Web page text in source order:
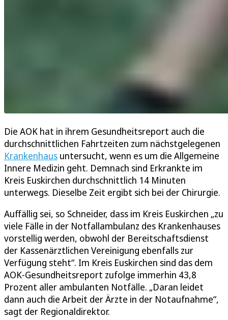
Die AOK hat in ihrem Gesundheitsreport auch die
durchschnittlichen Fahrtzeiten zum nächstgelegenen
Krankenhaus untersucht, wenn es um die Allgemeine
Innere Medizin geht. Demnach sind Erkrankte im
Kreis Euskirchen durchschnittlich 14 Minuten
unterwegs. Dieselbe Zeit ergibt sich bei der Chirurgie.
Auffällig sei, so Schneider, dass im Kreis Euskirchen „zu
viele Fälle in der Notfallambulanz des Krankenhauses
vorstellig werden, obwohl der Bereitschaftsdienst
der Kassenärztlichen Vereinigung ebenfalls zur
Verfügung steht“. Im Kreis Euskirchen sind das dem
AOK-Gesundheitsreport zufolge immerhin 43,8
Prozent aller ambulanten Notfälle. „Daran leidet
dann auch die Arbeit der Ärzte in der Notaufnahme“,
sagt der Regionaldirektor.